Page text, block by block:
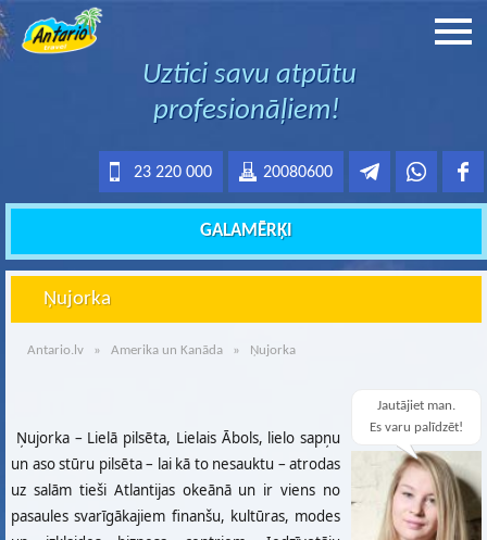
Uztici savu atpūtu
profesionāļiem!
20080600
23 220 000
GALAMĒRĶI
Ņujorka
Antario.lv » Amerika un Kanāda » Ņujorka
Jautājiet man.
Es varu palīdzēt!
Ņujorka – Lielā pilsēta, Lielais Ābols, lielo sapņu
un aso stūru pilsēta – lai kā to nesauktu – atrodas
uz salām tieši Atlantijas okeānā un ir viens no
pasaules svarīgākajiem finanšu, kultūras, modes